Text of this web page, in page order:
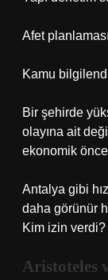
Afet planlaması
Kamu
Bir şehirde
olayına ait
ekonomik
Antalya gibi
daha görünür
Kim izin
Aristoteles